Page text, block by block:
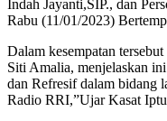
Indah Jayanti,SIP., dan
Rabu (11/01/2023)
Dalam kesempatan
Siti Amalia, menjelaskan
dan Refresif dalam bidang
Radio RRI,”Ujar Kasat